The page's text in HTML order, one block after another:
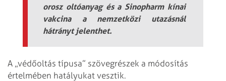
orosz oltóanyag és a Sinopharm kínai
vakcina a nemzetközi utazásnál
hátrányt jelenthet.
A „védőoltás típusa” szövegrészek a módosítás
értelmében hatályukat vesztik.